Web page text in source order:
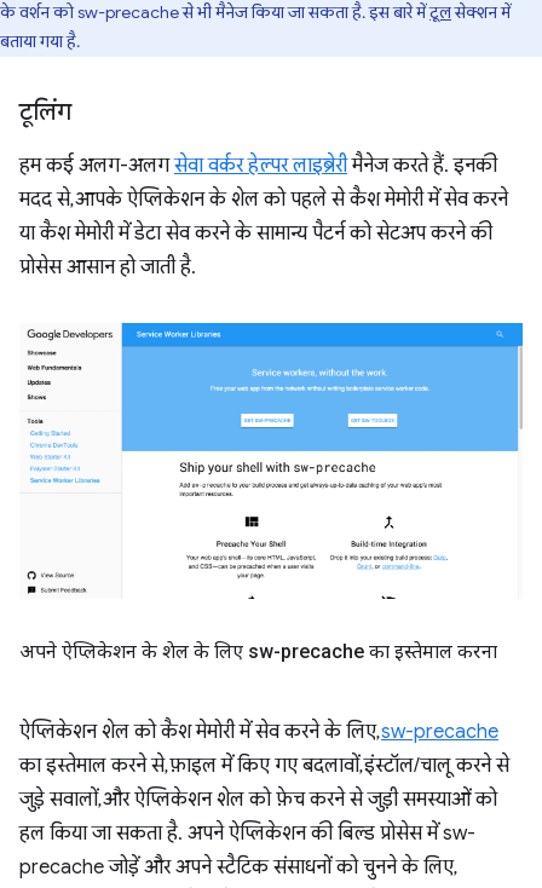
के वर्शन को sw-precache से भी मैनेज किया जा सकता है. इस बारे मेंटूलसेक्शन में
बताया गया है.
टूलिंग
हम कई अलग-अलगसेवा वर्कर हेल्पर लाइब्रेरीमैनेज करते हैं. इनकी
मदद से, आपके ऐप्लिकेशन के शेल को पहले से कैश मेमोरी में सेव करने
या कैश मेमोरी में डेटा सेव करने के सामान्य पैटर्न को सेटअप करने की
प्रोसेस आसान हो जाती है.
अपने ऐप्लिकेशन के शेल के लिए sw-precache का इस्तेमाल करना
ऐप्लिकेशन शेल को कैश मेमोरी में सेव करने के लिए,sw-precache
का इस्तेमाल करने से, फ़ाइल में किए गए बदलावों, इंस्टॉल/चालू करने से
जुड़े सवालों, और ऐप्लिकेशन शेल को फ़ेच करने से जुड़ी समस्याओं को
हल किया जा सकता है. अपने ऐप्लिकेशन की बिल्ड प्रोसेस में sw-
precache जोड़ें और अपने स्टैटिक संसाधनों को चुनने के लिए,